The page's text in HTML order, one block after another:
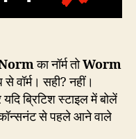
का नॉर्म तोWorm
वॉर्म। सही? नहीं।
ब्रिटिश स्टाइल में बोलें
कॉन्सनंट से पहले आने वाले